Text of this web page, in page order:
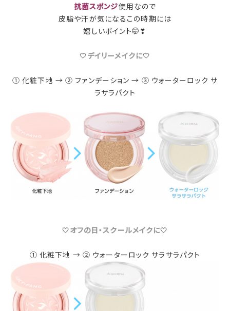
抗菌スポンジ使用なので
皮脂や汗が気になるこの時期には
嬉しいポイント🤭❣
🤍デイリーメイクに🤍
① 化粧下地 → ② ファンデーション → ③ ウォーターロック サ
ラサラパクト
🤍オフの日・スクールメイクに🤍
① 化粧下地 → ② ウォーターロック サラサラパクト